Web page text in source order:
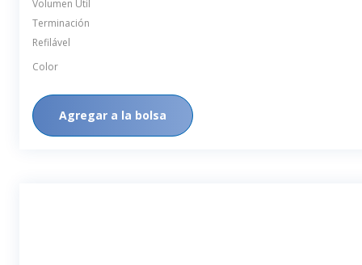
Volumen Útil
Terminación
Refilável
Color
Agregar a la bolsa